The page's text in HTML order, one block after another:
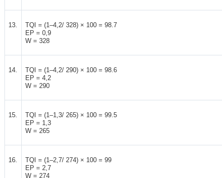
13.
TQI = (1–4,2/ 328) × 100 = 98.7
EP = 0,9
W = 328
14.
TQI = (1–4,2/ 290) × 100 = 98.6
EP = 4,2
W = 290
15.
TQI = (1–1,3/ 265) × 100 = 99.5
EP = 1,3
W = 265
16.
TQI = (1–2,7/ 274) × 100 = 99
EP = 2,7
W = 274